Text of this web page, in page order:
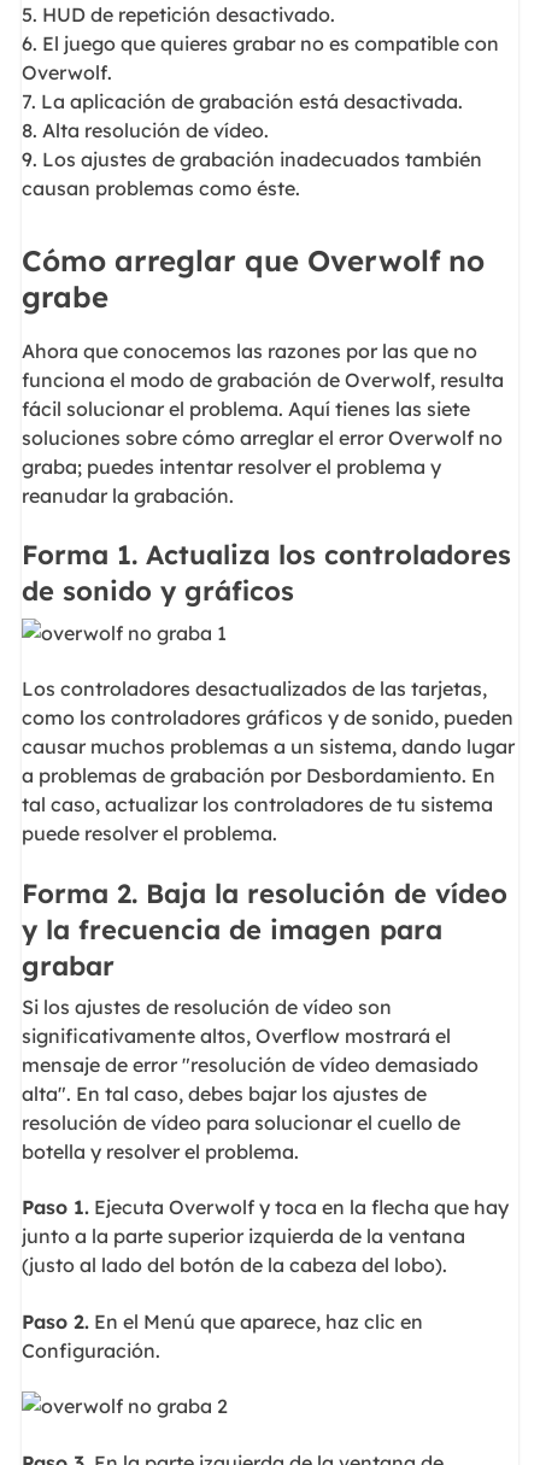
5. HUD de repetición desactivado.
6. El juego que quieres grabar no es compatible con
Overwolf.
7. La aplicación de grabación está desactivada.
8. Alta resolución de vídeo.
9. Los ajustes de grabación inadecuados también
causan problemas como éste.
Cómo arreglar que Overwolf no
grabe
Ahora que conocemos las razones por las que no
funciona el modo de grabación de Overwolf, resulta
fácil solucionar el problema. Aquí tienes las siete
soluciones sobre cómo arreglar el error Overwolf no
graba; puedes intentar resolver el problema y
reanudar la grabación.
Forma 1. Actualiza los controladores
de sonido y gráficos
Los controladores desactualizados de las tarjetas,
como los controladores gráficos y de sonido, pueden
causar muchos problemas a un sistema, dando lugar
a problemas de grabación por Desbordamiento. En
tal caso, actualizar los controladores de tu sistema
puede resolver el problema.
Forma 2. Baja la resolución de vídeo
y la frecuencia de imagen para
grabar
Si los ajustes de resolución de vídeo son
significativamente altos, Overflow mostrará el
mensaje de error "resolución de vídeo demasiado
alta". En tal caso, debes bajar los ajustes de
resolución de vídeo para solucionar el cuello de
botella y resolver el problema.
Paso 1.Ejecuta Overwolf y toca en la flecha que hay
junto a la parte superior izquierda de la ventana
(justo al lado del botón de la cabeza del lobo).
Paso 2.En el Menú que aparece, haz clic en
Configuración.